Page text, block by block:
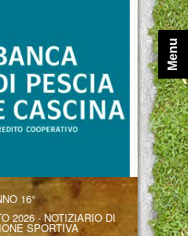
16°
2026 - NOTIZIARIO DI
SPORTIVA
Menu